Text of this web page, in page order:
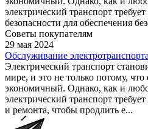
электрический транспорт
безопасности для обеспечения
Советы покупателям
29 мая 2024
Обслуживание электротранспорта
Электрический транспорт
мире, и это не только потому,
экономичный. Однако, как и
электрический транспорт
и ремонта, чтобы продлить е...